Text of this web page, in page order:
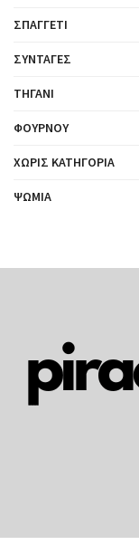
ΣΠΑΓΓΈΤΙ
ΣΥΝΤΑΓΈΣ
ΤΗΓΆΝΙ
ΦΟΎΡΝΟΥ
ΧΩΡΊΣ ΚΑΤΗΓΟΡΊΑ
ΨΩΜΙΆ